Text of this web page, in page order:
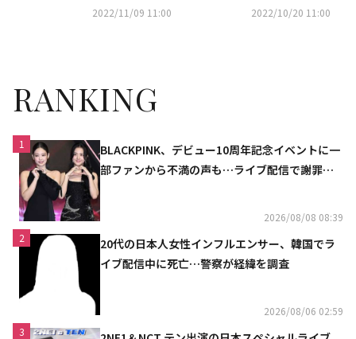
ジェスト映像を公開！「二番目
2022/11/09 11:00
1話を特別公開…地獄に突き落
2022/10/20 11:00
RANKING
1
BLACKPINK、デビュー10周年記念イベントに一
部ファンから不満の声も…ライブ配信で謝罪
2026/08/08 08:39
2
20代の日本人女性インフルエンサー、韓国でラ
イブ配信中に死亡…警察が経緯を調査
2026/08/06 02:59
3